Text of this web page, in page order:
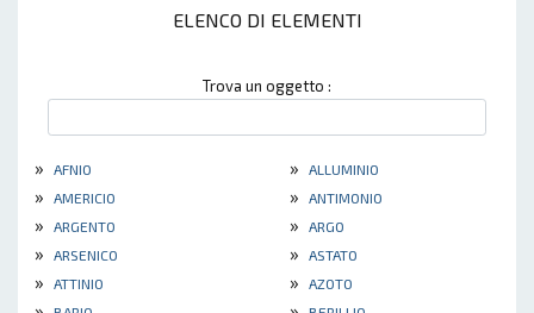
ELENCO DI ELEMENTI
Trova un oggetto :
» AFNIO » ALLUMINIO
» AMERICIO » ANTIMONIO
» ARGENTO » ARGO
» ARSENICO » ASTATO
» ATTINIO » AZOTO